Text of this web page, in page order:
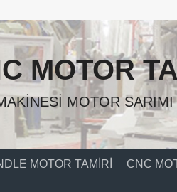
MOTOR
MOTOR
MOTOR TAMIRI CNC